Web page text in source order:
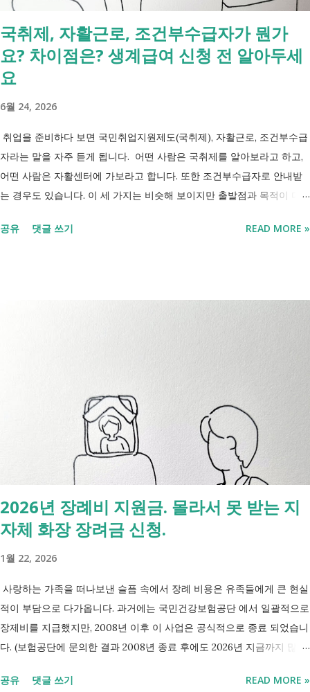
국취제, 자활근로, 조건부수급자가 뭔가
요? 차이점은? 생계급여 신청 전 알아두세
요
6월 24, 2026
취업을 준비하다 보면 국민취업지원제도(국취제), 자활근로, 조건부수급
자라는 말을 자주 듣게 됩니다. 어떤 사람은 국취제를 알아보라고 하고,
어떤 사람은 자활센터에 가보라고 합니다. 또한 조건부수급자로 안내받
는 경우도 있습니다. 이 세 가지는 비슷해 보이지만 출발점과 목적이 다
것조차 포기하고 싶어집니다. 그래서 포기하지 않길 바라는 마음에 쉽게
수당 자활사업 참여, 자활급여 자활사업 또는 취업지원 참여 참여 여부
신청 상황에 따라 참여 사실상 의무 즉, 국민취업제도 는 취업을 준비하
는 사람을 돕는 제도입니다. 자활근로 는 일한 기회를 제공하면서 자립을
지원하는 제도입니다. 조건부수급자 는 하나의 제도라기보다 생계급여를
받는 과정에서 일정한 참여 의무가 있는 상태를 말합니다. [조건부과 생
계급여 바로가기] - [2026 최신] 근로능력 있어도 생계급여 받는 법? 조
건부과유예·제시유예 취업을 준비하는 청년이라면? 국민취업지원제도 A
씨는 29세입니다. 현재 직장이 없고 취업을 준비하고 있습니다. 생활이
들이 가장 먼저 알아보는 것이 국민취업지원제도 입니다. 고용센터를 통
해 취업 상담을 받고, 직업훈련에 참여하고, 요건에 따라 구직촉진수당을
받을 수도 있기 때문입니다. 중요한 점은 실제 목표가 취업이라는 ...
공유 댓글 쓰기 READ MORE »
2026년 장례비 지원금. 몰라서 못 받는 지
자체 화장 장려금 신청.
1월 22, 2026
사랑하는 가족을 떠나보낸 슬픔 속에서 장례 비용은 유족들에게 큰 현실
적이 부담으로 다가옵니다. 과거에는 국민건강보험공단 에서 일괄적으로
장제비를 지급했지만, 2008년 이후 이 사업은 공식적으로 종료 되었습니
다. (보험공단에 문의한 결과 2008년 종료 후에도 2026년 지금까지 많은
보훈대상자 나 기초생활수급자 대상 지원 은 여전히 유지 되고 있으며,
공유 댓글 쓰기 READ MORE »